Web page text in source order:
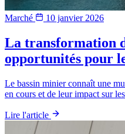
Marché 10 janvier 2026
La transformation
opportunités pour
Le bassin minier connaît une
en cours et de leur impact sur
Lire l'article